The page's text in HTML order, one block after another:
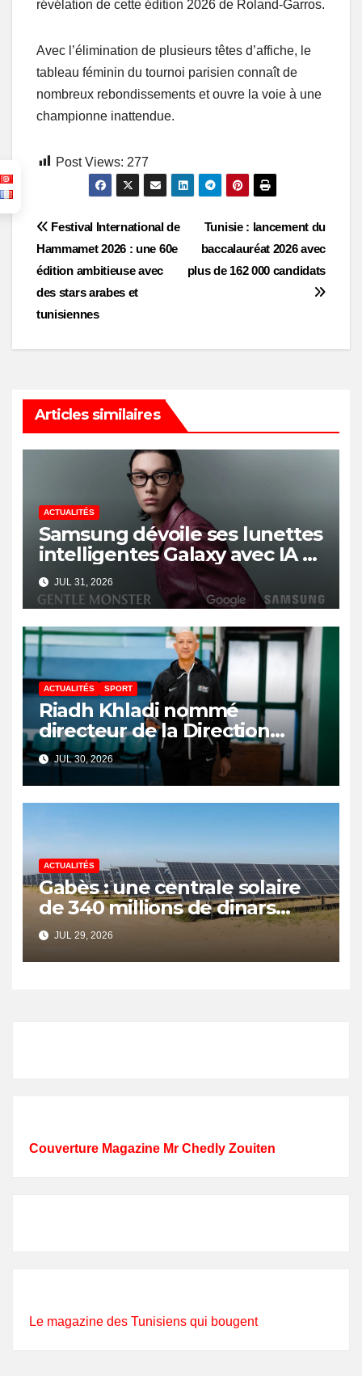
révélation de cette édition 2026 de Roland-Garros.
Avec l’élimination de plusieurs têtes d’affiche, le
tableau féminin du tournoi parisien connaît de
nombreux rebondissements et ouvre la voie à une
championne inattendue.
Post Views: 277
Post
navigation
Tunisie : lancement du
baccalauréat 2026 avec
plus de 162 000 candidats
Festival International de
Hammamet 2026 : une 60e
édition ambitieuse avec
des stars arabes et
tunisiennes
Articles similaires
ACTUALITÉS
Samsung dévoile ses lunettes
intelligentes Galaxy avec IA et
Gemini
JUL 31, 2026
ACTUALITÉS SPORT
Riadh Khladi nommé
directeur de la Direction
Nationale de l’Arbitrage
JUL 30, 2026
ACTUALITÉS
Gabès : une centrale solaire
de 340 millions de dinars
pour renforcer la transition
énergétique et créer 400
emplois
JUL 29, 2026
Couverture Magazine Mr Chedly Zouiten
Le magazine des Tunisiens qui bougent